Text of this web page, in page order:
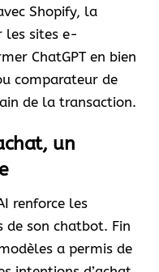
Shopify, la
les sites e-
ChatGPT en bien
comparateur de
de la transaction.
un
renforce les
son chatbot. Fin
a permis de